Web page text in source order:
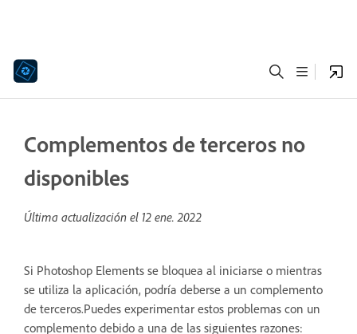
Complementos de terceros no
disponibles
Última actualización el 12 ene. 2022
Si Photoshop Elements se bloquea al iniciarse o mientras
se utiliza la aplicación, podría deberse a un complemento
de terceros.Puedes experimentar estos problemas con un
complemento debido a una de las siguientes razones: